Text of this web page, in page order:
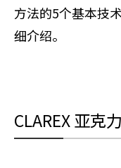
方法的5个基本技
细介绍。
CLAREX 亚克